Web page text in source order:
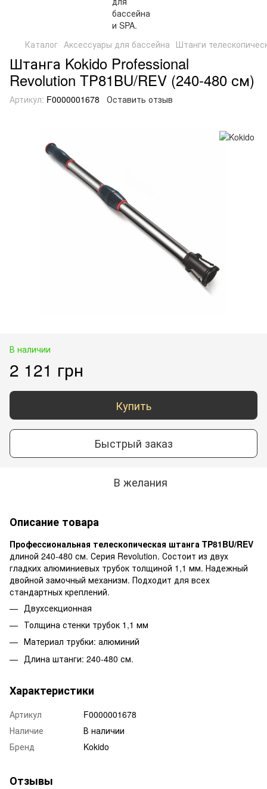
Каталог Аксессуары для бассейна Штанги
Штанга Kokido Professional
Revolution TP81BU/REV (240-480 см)
Артикул: F0000001678 Оставить отзыв
В наличии
2 121 грн
Купить
Быстрый заказ
В желания
Описание товара
Профессиональная телескопическая штанга TP81BU/REV
длиной 240-480 см. Серия Revolution. Состоит из двух
гладких алюминиевых трубок толщиной 1,1 мм. Надежный
двойной замочный механизм. Подходит для всех
стандартных креплений.
Двухсекционная
Толщина стенки трубок 1,1 мм
Материал трубки: алюминий
Длина штанги: 240-480 см.
Характеристики
Артикул
F0000001678
Наличие
В наличии
Бренд
Kokido
Отзывы